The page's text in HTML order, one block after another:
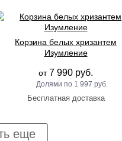
Корзина белых хризантем
Изумление
от7 990 руб.
1 997 руб.
еще